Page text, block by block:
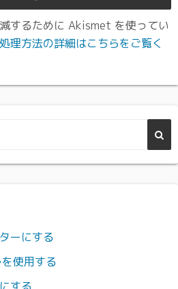
するために Akismet を使ってい
理方法の詳細はこちらをご覧く
ーにする
使用する